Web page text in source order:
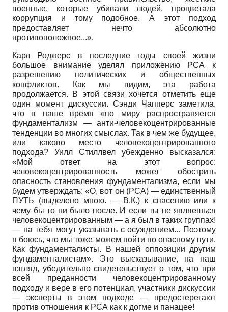
военные, которые убивали людей, процветала
коррупция и тому подобное. А этот подход
предоставляет нечто абсолютно
противоположное...».
Карл Роджерс в последние годы своей жизни
большое внимание уделял приложению РСА к
разрешению политических и общественных
конфликтов. Как мы видим, эта работа
продолжается. В этой связи хочется отметить еще
один момент дискуссии. Сэнди Чапперс заметила,
что в наше время «по миру распространяется
фундаментализм — анти-человекоцентрированные
тенденции во многих смыслах. Так в чем же будущее,
или каково место человекоцентрированно­го
подхода? Уилл Стиллвел убежденно высказался:
«Мой ответ на этот вопрос:
человекоцентрированность может обострить
опасность становления фундаментализма, если мы
будем утверждать: «О, вот он (РСА) — единственный
ПУТЬ (выделено мною. — В.К.) к спасению или к
чему бы то ни было после. И если ты не являешься
челове­коцентрированным — а я был в таких группах!
— на тебя могут указывать с осуждением... Поэтому
я боюсь, что мы тоже можем пойти по опасному пути.
Как фундаменталисты. В нашей оппозиции другим
фундаменталистам». Это высказывание, на наш
взгляд, убедительно свидетельствует о том, что при
всей преданности человекоцентриро­ванному
подходу и вере в его потенциал, участники дискуссии
— эксперты в этом подходе — предостерегают
против отношения к РСА как к догме и панацее!